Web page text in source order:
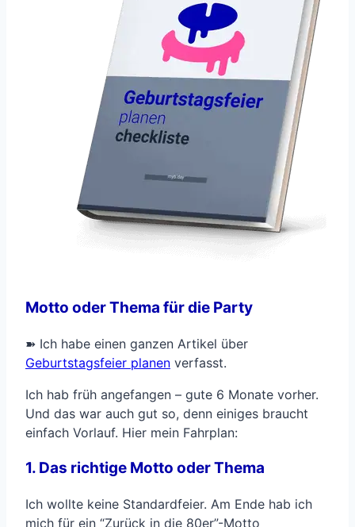
Motto oder Thema für die Party
➽ Ich habe einen ganzen Artikel über
Geburtstagsfeier planen verfasst.
Ich hab früh angefangen – gute 6 Monate vorher.
Und das war auch gut so, denn einiges braucht
einfach Vorlauf. Hier mein Fahrplan:
1. Das richtige Motto oder Thema
Ich wollte keine Standardfeier. Am Ende hab ich
mich für ein “Zurück in die 80er”-Motto